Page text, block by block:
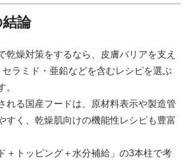
論
乾燥対策をするなら、皮膚バリアを支え
ラミド・亜鉛などを含むレシピを選ぶ
。
れる国産フードは、原材料表示や製造管
すく、乾燥肌向けの機能性レシピも豊富
＋トッピング＋水分補給」の3本柱で考